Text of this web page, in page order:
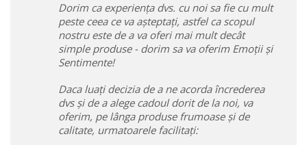
Dorim ca experiența dvs. cu noi sa fie cu mult
peste ceea ce va așteptați, astfel ca scopul
nostru este de a va oferi mai mult decât
simple produse - dorim sa va oferim Emoții și
Sentimente!
Daca luați decizia de a ne acorda încrederea
dvs și de a alege cadoul dorit de la noi, va
oferim, pe lânga produse frumoase și de
calitate, urmatoarele facilitați: